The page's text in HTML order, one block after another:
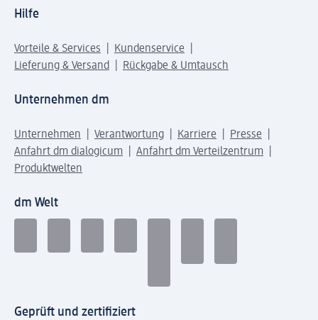
Hilfe
Vorteile & Services
Kundenservice
Lieferung & Versand
Rückgabe & Umtausch
Unternehmen dm
Unternehmen Verantwortung Karriere
Presse
Anfahrt dm dialogicum
Anfahrt dm Verteilzentrum
Produktwelten
dm Welt
Geprüft und zertifiziert